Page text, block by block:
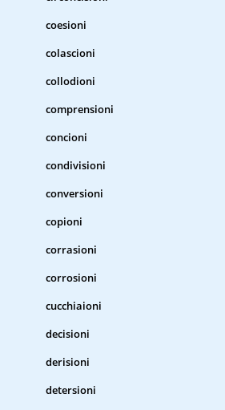
coesioni
colascioni
collodioni
comprensioni
concioni
condivisioni
conversioni
copioni
corrasioni
corrosioni
cucchiaioni
decisioni
derisioni
detersioni